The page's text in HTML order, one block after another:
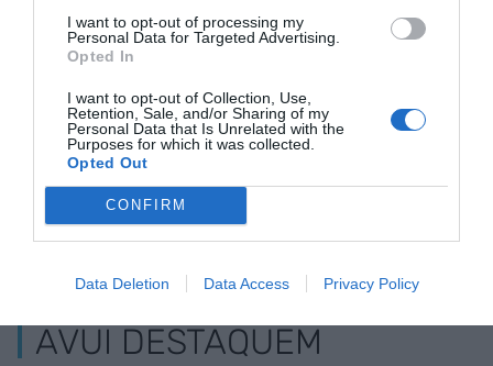
I want to opt-out of processing my
Personal Data for Targeted Advertising.
Opted In
I want to opt-out of Collection, Use,
Retention, Sale, and/or Sharing of my
Personal Data that Is Unrelated with the
Purposes for which it was collected.
Opted Out
CONFIRM
Data Deletion Data Access Privacy Policy
maig
ELS MÉS LLEGITS
AVUI DESTAQUEM